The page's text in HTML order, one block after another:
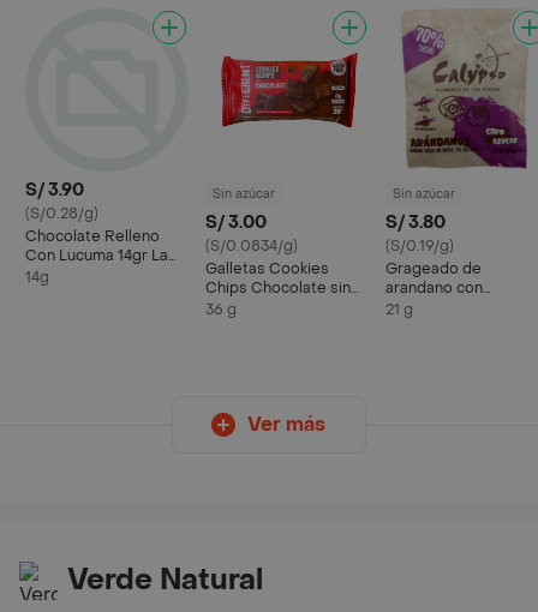
S/ 3.90
(S/0.28/g)
Chocolate Relleno
Con Lucuma 14gr La
Purita
14g
Sin azúcar
S/ 3.00
(S/0.0834/g)
Galletas Cookies
Chips Chocolate sin
gluten 36 gr Dyfferent
36 g
Sin azúcar
S/ 3.80
(S/0.19/g)
Grageado de
arandano con
chocolate 0 azucar
21 g
Ver más
Verde Natural